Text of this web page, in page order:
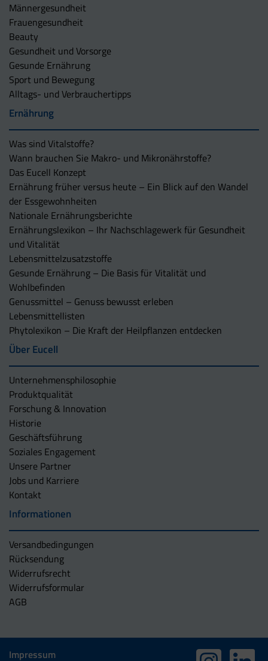
Männergesundheit
Frauengesundheit
Beauty
Gesundheit und Vorsorge
Gesunde Ernährung
Sport und Bewegung
Alltags- und Verbrauchertipps
Ernährung
Was sind Vitalstoffe?
Wann brauchen Sie Makro- und Mikronährstoffe?
Das Eucell Konzept
Ernährung früher versus heute – Ein Blick auf den Wandel
der Essgewohnheiten
Nationale Ernährungsberichte
Ernährungslexikon – Ihr Nachschlagewerk für Gesundheit
und Vitalität
Lebensmittelzusatzstoffe
Gesunde Ernährung – Die Basis für Vitalität und
Wohlbefinden
Genussmittel – Genuss bewusst erleben
Lebensmittellisten
Phytolexikon – Die Kraft der Heilpflanzen entdecken
Über Eucell
Unternehmens­philosophie
Produktqualität
Forschung & Innovation
Historie
Geschäftsführung
Soziales Engagement
Unsere Partner
Jobs und Karriere
Kontakt
Informationen
Versandbedingungen
Rücksendung
Widerrufsrecht
Widerrufsformular
AGB
Impressum